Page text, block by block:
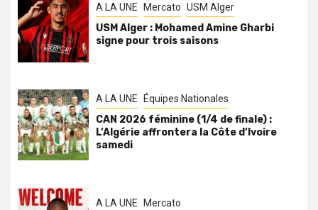
A LA UNE Mercato USM Alger
USM Alger : Mohamed Amine Gharbi
signe pour trois saisons
A LA UNE Équipes Nationales
CAN 2026 féminine (1/4 de finale) :
L’Algérie affrontera la Côte d’Ivoire
samedi
A LA UNE Mercato